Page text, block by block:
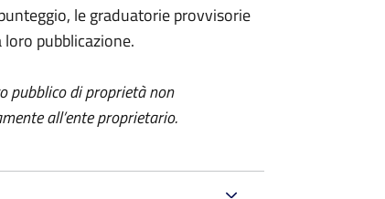
le graduatorie provvisorie
pubblicazione.
pubblico di proprietà non
all’ente proprietario.